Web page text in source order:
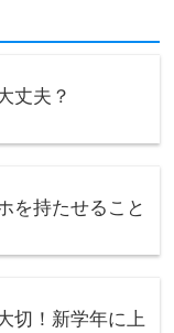
丈夫？
を持たせること
切！新学年に上